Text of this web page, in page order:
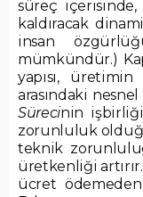
süreç
kaldıracak
insan
mümkündür.)
yapısı,
arasındaki
Sürecinin
zorunluluk
teknik
üretkenliği
ücret